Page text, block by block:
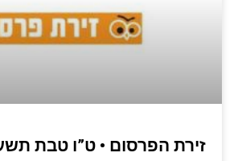
זירת הפרסום • ט”ו טבת